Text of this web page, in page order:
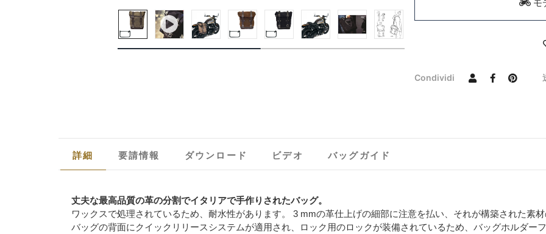
モ
Condividi
詳細 要請情報 ダウンロード ビデオ バッグガイド
丈夫な最高品質の革の分割でイタリアで手作りされたバッグ。
ワックスで処理されているため、耐水性があります。 3 mmの革仕上げの細部に注意を払い、それが構築された素材
バッグの背面にクイックリリースシステムが適用され、ロック用のロックが装備されているため、バッグホルダー